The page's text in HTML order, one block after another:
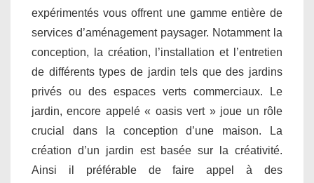
expérimentés vous offrent une gamme entière de
services d’aménagement paysager. Notamment la
conception, la création, l’installation et l’entretien
de différents types de jardin tels que des jardins
privés ou des espaces verts commerciaux. Le
jardin, encore appelé « oasis vert » joue un rôle
crucial dans la conception d’une maison. La
création d’un jardin est basée sur la créativité.
Ainsi il préférable de faire appel à des